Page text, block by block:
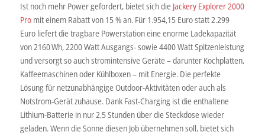
Ist noch mehr Power gefordert, bietet sich die Jackery Explorer 2000
Promit einem Rabatt von 15 % an. Für 1.954,15 Euro statt 2.299
Euro liefert die tragbare Powerstation eine enorme Ladekapazität
von 2160 Wh, 2200 Watt Ausgangs- sowie 4400 Watt Spitzenleistung
und versorgt so auch stromintensive Geräte – darunter Kochplatten,
Kaffeemaschinen oder Kühlboxen – mit Energie. Die perfekte
Lösung für netzunabhängige Outdoor-Aktivitäten oder auch als
Notstrom-Gerät zuhause. Dank Fast-Charging ist die enthaltene
Lithium-Batterie in nur 2,5 Stunden über die Steckdose wieder
geladen. Wenn die Sonne diesen Job übernehmen soll, bietet sich